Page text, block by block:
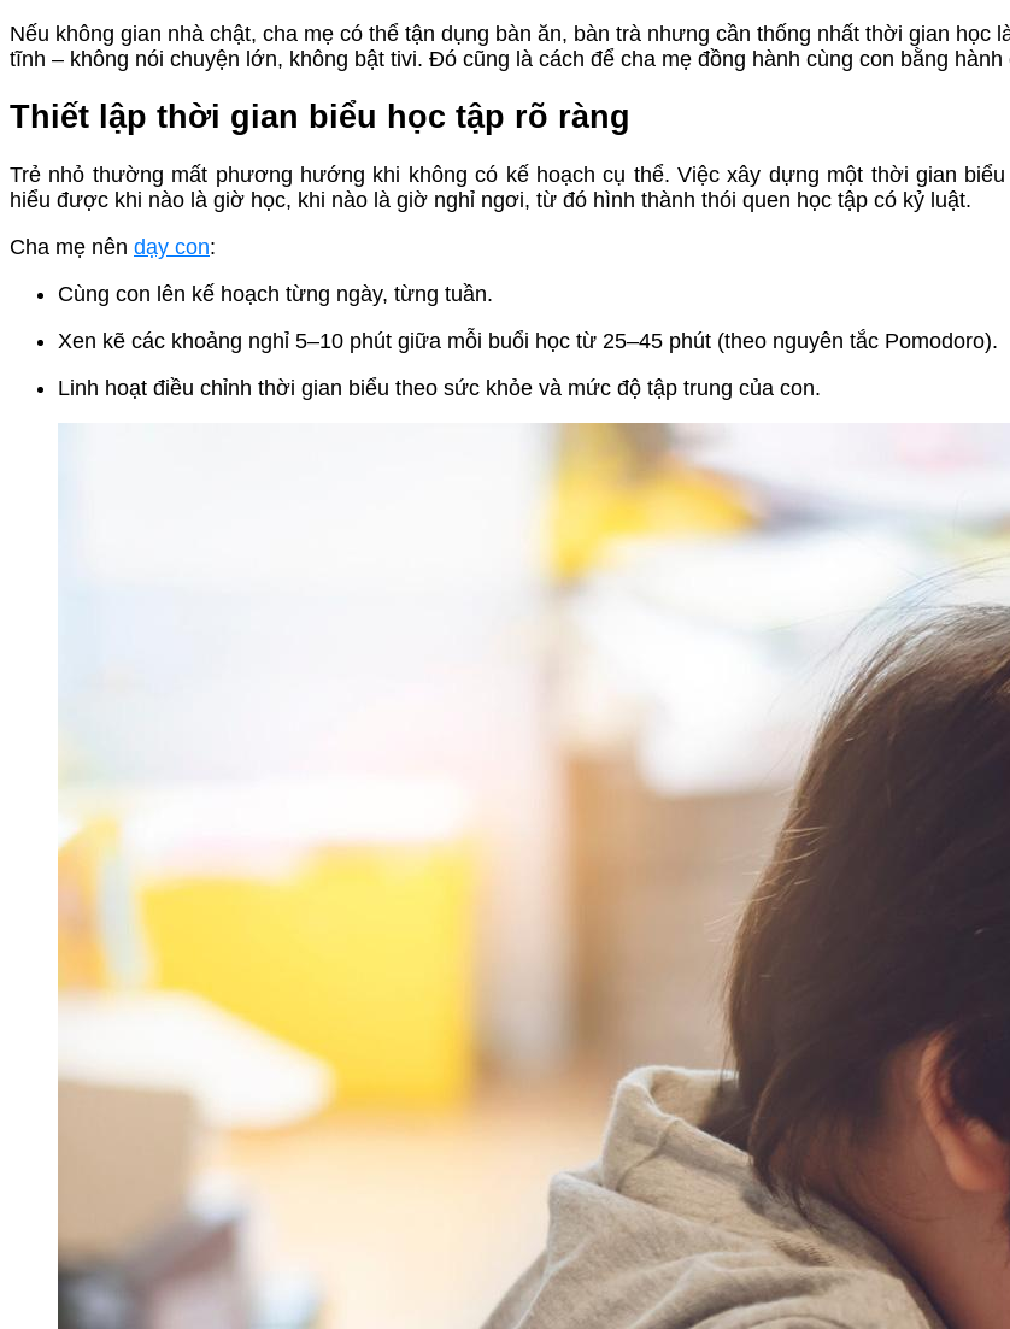
Nếu không gian nhà chật, cha mẹ có thể tận dụng bàn ăn, bàn trà nhưng cần thống nhất thời gian học
tĩnh – không nói chuyện lớn, không bật tivi. Đó cũng là cách để cha mẹ đồng hành cùng con bằng hành
Thiết lập thời gian biểu học tập rõ ràng
Trẻ nhỏ thường mất phương hướng khi không có kế hoạch cụ thể. Việc xây dựng một thời gian
hiểu được khi nào là giờ học, khi nào là giờ nghỉ ngơi, từ đó hình thành thói quen học tập có kỷ luật.
Cha mẹ nên dạy con:
Cùng con lên kế hoạch từng ngày, từng tuần.
Xen kẽ các khoảng nghỉ 5–10 phút giữa mỗi buổi học từ 25–45 phút (theo nguyên tắc Pomodoro).
Linh hoạt điều chỉnh thời gian biểu theo sức khỏe và mức độ tập trung của con.